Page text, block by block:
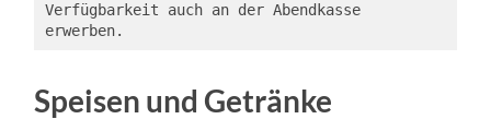
Verfügbarkeit auch an der Abendkasse
erwerben.
Speisen und Getränke